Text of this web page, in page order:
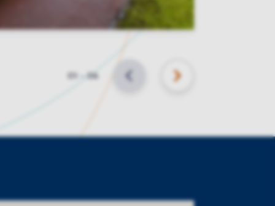
Slide
VORIGE VOLGENDE